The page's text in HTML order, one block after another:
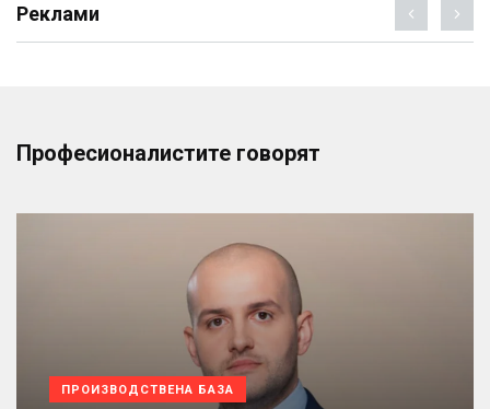
Реклами
Професионалистите говорят
ПРОИЗВОДСТВЕНА БАЗА